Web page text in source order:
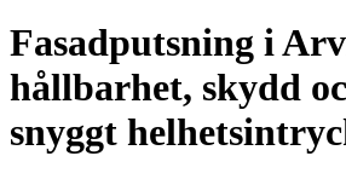
Fasadputsning i
hållbarhet, skydd
snyggt